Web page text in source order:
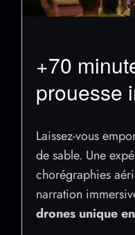
+70
prouesse
Laissez-vous
de sable. Une
chorégraphies
narration
drones unique